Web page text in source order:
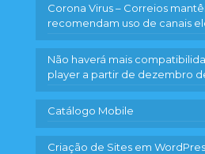
Corona Virus – Correios
recomendam uso de canais
Não haverá mais
player a partir de dezembro
Catálogo Mobile
Criação de Sites em